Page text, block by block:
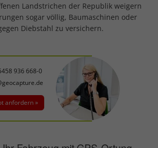
936 668-0
anfordern »
Landstrichen der Republik weigern
sogar völlig, Baumaschinen oder
Diebstahl zu versichern.